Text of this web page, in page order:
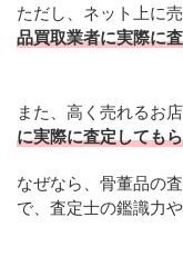
ただし、ネット上に
品買取業者に実際に
また、高く売れるお
に実際に査定しても
なぜなら、骨董品の
で、査定士の鑑識力